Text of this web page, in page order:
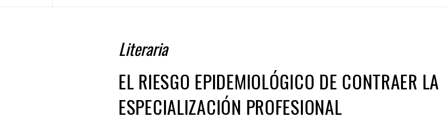
Literaria
EL RIESGO EPIDEMIOLÓGICO DE CONTRAER LA
ESPECIALIZACIÓN PROFESIONAL